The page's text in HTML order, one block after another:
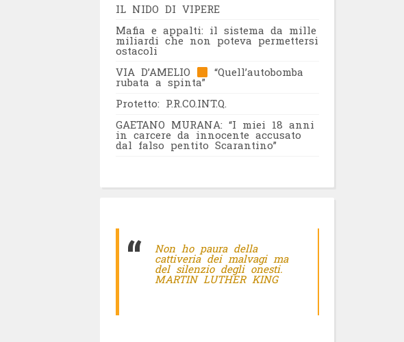
IL NIDO DI VIPERE
Mafia e appalti: il sistema da mille
miliardi che non poteva permettersi
ostacoli
VIA D’AMELIO
“Quell’autobomba
rubata a spinta”
Protetto: P.R.CO.INT.Q.
GAETANO MURANA: “I miei 18 anni
in carcere da innocente accusato
dal falso pentito Scarantino”
Non ho paura della
cattiveria dei malvagi ma
del silenzio degli onesti.
MARTIN LUTHER KING